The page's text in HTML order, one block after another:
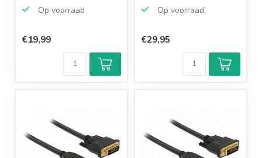
Op voorraad
€19,99
Op voorraad
Klantenbeoordeling
9,2/10
Achteraf
betalen mogelijk
€29,95